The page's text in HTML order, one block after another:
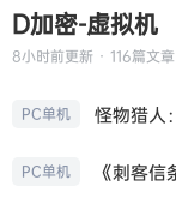
D加密-虚拟机
8小时前更新 · 116篇文章
PC单机
PC单机